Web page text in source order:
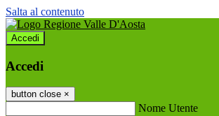
Salta al contenuto
Accedi
Accedi
button close ×
Nome Utente